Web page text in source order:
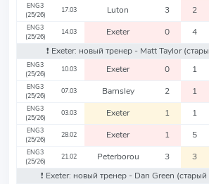
ENG3
(25/26)
17.03 Luton 3 2
ENG3
(25/26)
14.03 Exeter 0 4
❗️ Exeter: новый тренер - Matt Taylor
ENG3
(25/26)
10.03 Exeter 0 1
ENG3
(25/26)
07.03 Barnsley 2 1
ENG3
(25/26)
03.03 Exeter 1 1
ENG3
(25/26)
28.02 Exeter 1 5
ENG3
(25/26)
21.02 Peterborou 3 3
❗️ Exeter: новый тренер - Dan Green